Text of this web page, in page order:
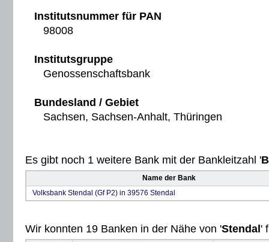
Institutsnummer für PAN
98008
Institutsgruppe
Genossenschaftsbank
Bundesland / Gebiet
Sachsen, Sachsen-Anhalt, Thüringen
Es gibt noch 1 weitere Bank mit der Bankleitzahl '
Name der Bank
Volksbank Stendal (Gf P2) in 39576 Stendal
Wir konnten 19 Banken in der Nähe von 'Stendal '